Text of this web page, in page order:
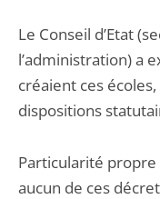
Le Conseil d’Etat
l’administration) a
créaient ces
dispositions
Particularité propre
aucun de ces